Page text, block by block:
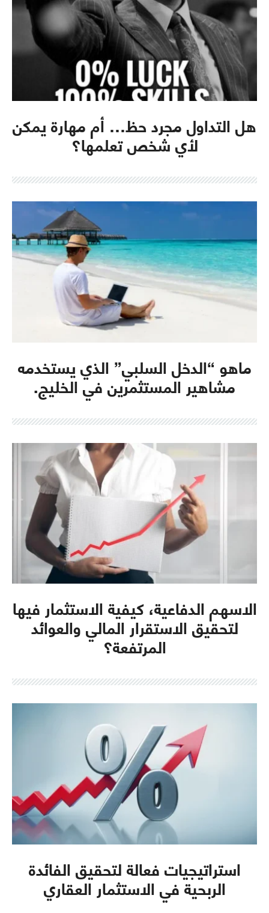
هل التداول مجرد حظ… أم مهارة يمكن
لأي شخص تعلمها؟
ماهو “الدخل السلبي” الذي يستخدمه
مشاهير المستثمرين في الخليج.
الاسهم الدفاعية، كيفية الاستثمار فيها
لتحقيق الاستقرار المالي والعوائد
المرتفعة؟
استراتيجيات فعالة لتحقيق الفائدة
الربحية في الاستثمار العقاري